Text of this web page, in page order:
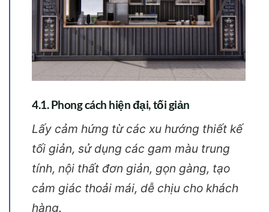
4.1. Phong cách hiện đại, tối giản
Lấy cảm hứng từ các xu hướng thiết kế